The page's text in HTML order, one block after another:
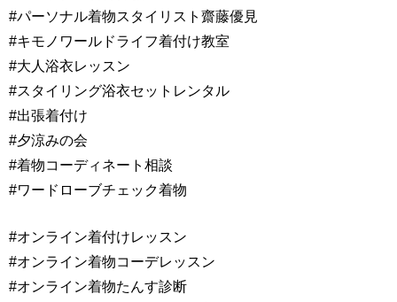
#パーソナル着物スタイリスト齋藤優見
#キモノワールドライフ着付け教室
#大人浴衣レッスン
#スタイリング浴衣セットレンタル
#出張着付け
#夕涼みの会
#着物コーディネート相談
#ワードローブチェック着物
#オンライン着付けレッスン
#オンライン着物コーデレッスン
#オンライン着物たんす診断